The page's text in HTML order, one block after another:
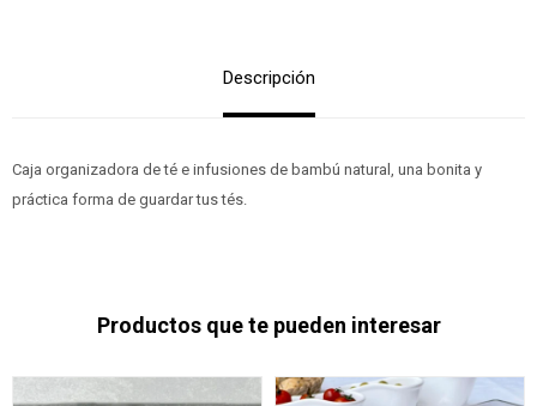
Descripción
Caja organizadora de té e infusiones de bambú natural, una bonita y
práctica forma de guardar tus tés.
Productos que te pueden interesar